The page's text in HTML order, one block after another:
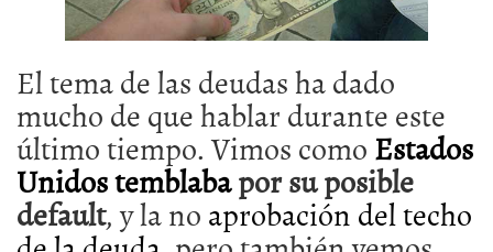
El tema de las deudas ha dado
mucho de que hablar durante este
último tiempo. Vimos comoEstados
Unidos temblabapor su posible
default, y la noaprobación del techo